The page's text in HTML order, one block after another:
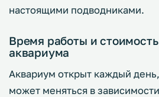
настоящими подводниками.
Время работы и
аквариума
Аквариум открыт каждый
может меняться в